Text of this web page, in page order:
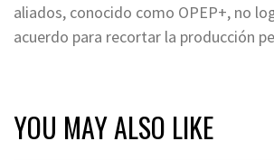
aliados, conocido como OPEP+, no
acuerdo para recortar la producción
YOU MAY ALSO LIKE